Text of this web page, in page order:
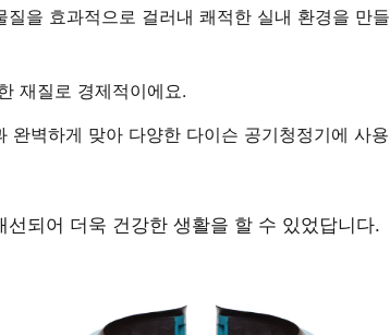
을 효과적으로 걸러내 쾌적한 실내 환경을 만들
재질로 경제적이에요.
벽하게 맞아 다양한 다이슨 공기청정기에 사용
되어 더욱 건강한 생활을 할 수 있었답니다.